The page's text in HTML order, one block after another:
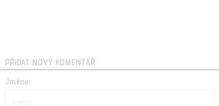
PŘIDAT NOVÝ KOMENTÁŘ
Jméno: